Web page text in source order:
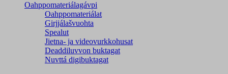
Oahppomateriálagávpi
Oahppomateriálat
Girjjálašvuohta
Spealut
Jietna- ja videovurkkohusat
Deaddiluvvon buktagat
Nuvttá digibuktagat